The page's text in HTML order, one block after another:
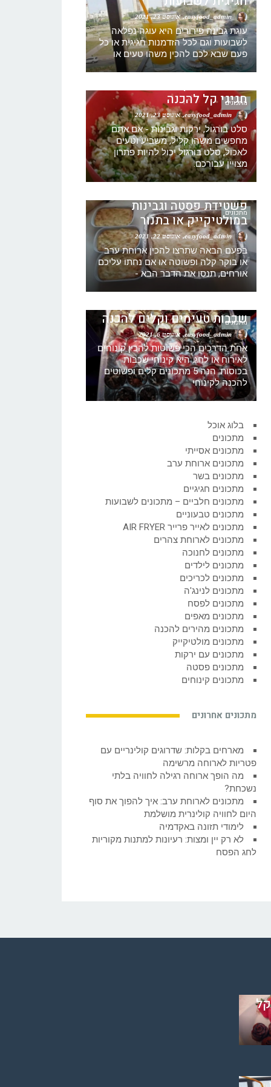
easyfood_admin אוגוסט 23, 2021
עוגת גבינה פירורים היא עוגה נפלאה
לשבועות וגם לכל הזדמנות חגיגית או כל
פעם שבא לכם להכין משהו טעים או
מתכונים
מתכון סלט בורגול עם גבינה
וירקות -טאבולה מתכון – סלט
חגיגי קל להכנה
אוגוסט 23, 2021
סלט בורגול, ירקות וגבינות - אם אתם
מחפשים משהו קליל, משביע וטעים
לאכול, סלט בורגול יכול להיות פתרון
מצויין עבורכם.
מתכונים
מתכון פשטידת גבינה ואטריות
פשטידת פסטה וגבינות
במולטיקייק או בתנור
easyfood_admin אוגוסט 22, 2021
בפעם הבאה שתרצו להכין ארוחת ערב
או בוקר קלה ופשוטה או אם נחתו עליכם
אורחים, תנסו את הדבר הבא -
מתכונים
שכבות טעימים וקלים להכנה
easyfood_admin אוגוסט 6, 2021
אחת הדרכים הכי פשוטות להכין קינוחים
לאירוח או לחג, היא קינוחי שכבות
בכוסות. הנה 5 מתכונים קלים ופשוטים
להכנה לקינוחי
בלוג אוכל
מתכונים
מתכונים אסייתי
מתכונים ארוחת ערב
מתכונים בשר
מתכונים חגיגיים
מתכונים חלביים – מתכונים לשבועות
מתכונים טבעוניים
מתכונים לאייר פרייר AIR FRYER
מתכונים לארוחת צהרים
מתכונים לחנוכה
מתכונים לילדים
מתכונים לכריכים
מתכונים לנינג'ה
מתכונים לפסח
מתכונים מאפים
מתכונים מהירים להכנה
מתכונים מולטיקייק
מתכונים עם ירקות
מתכונים פסטה
מתכונים קינוחים
מתכונים אחרונים
מארחים בקלות: שדרוגים קולינריים עם
פטריות לארוחה מרשימה
מה הופך ארוחה רגילה לחוויה בלתי
נשכחת?
מתכונים לארוחת ערב: איך להפוך את סוף
היום לחוויה קולינרית מושלמת
לימודי תזונה באקדמיה
לא רק יין ומצות: רעיונות למתנות מקוריות
לחג הפסח
–